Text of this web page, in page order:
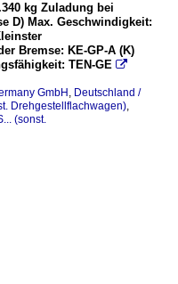
kg Zuladung bei
D) Max. Geschwindigkeit:
Bremse: KE-GP-A (K)
TEN-GE 
GmbH Deutschland /
Drehgestellflachwagen)
(sonst.